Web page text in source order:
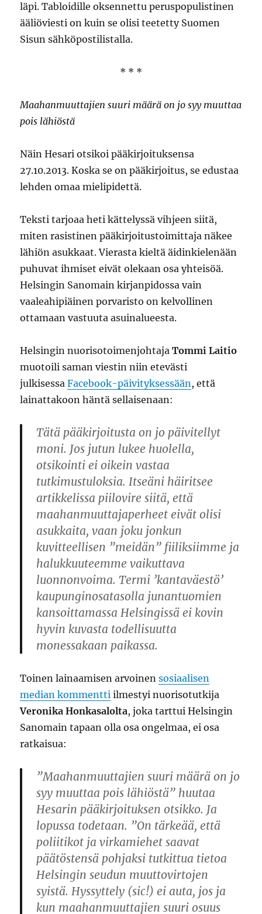
läpi. Tabloidille oksennettu peruspopulistinen
ääliöviesti on kuin se olisi teetetty Suomen
Sisun sähköpostilistalla.
* * *
Maahanmuuttajien suuri määrä on jo syy muuttaa
pois lähiöstä
Näin Hesari otsikoi pääkirjoituksensa
27.10.2013. Koska se on pääkirjoitus, se edustaa
lehden omaa mielipidettä.
Teksti tarjoaa heti kättelyssä vihjeen siitä,
miten rasistinen pääkirjoitustoimittaja näkee
lähiön asukkaat. Vierasta kieltä äidinkielenään
puhuvat ihmiset eivät olekaan osa yhteisöä.
Helsingin Sanomain kirjanpidossa vain
vaaleahipiäinen porvaristo on kelvollinen
ottamaan vastuuta asuinalueesta.
Helsingin nuorisotoimenjohtajaTommi Laitio
muotoili saman viestin niin etevästi
julkisessaFacebook-päivityksessään, että
lainattakoon häntä sellaisenaan:
Tätä pääkirjoitusta on jo päivitellyt
moni. Jos jutun lukee huolella,
otsikointi ei oikein vastaa
tutkimustuloksia. Itseäni häiritsee
artikkelissa piilovire siitä, että
maahanmuuttajaperheet eivät olisi
asukkaita, vaan joku jonkun
kuvitteellisen ”meidän” fiiliksiimme ja
halukkuuteemme vaikuttava
luonnonvoima. Termi ’kantaväestö’
kaupunginosatasolla junantuomien
kansoittamassa Helsingissä ei kovin
hyvin kuvasta todellisuutta
monessakaan paikassa.
Toinen lainaamisen arvoinensosiaalisen
median kommentti ilmestyi nuorisotutkija
Veronika Honkasalolta, joka tarttui Helsingin
Sanomain tapaan olla osa ongelmaa, ei osa
ratkaisua:
”Maahanmuuttajien suuri määrä on jo
syy muuttaa pois lähiöstä” huutaa
Hesarin pääkirjoituksen otsikko. Ja
lopussa todetaan. ”On tärkeää, että
poliitikot ja virkamiehet saavat
päätöstensä pohjaksi tutkittua tietoa
Helsingin seudun muuttovirtojen
syistä. Hyssyttely (sic!) ei auta, jos ja
kun maahanmuuttajien suuri osuus